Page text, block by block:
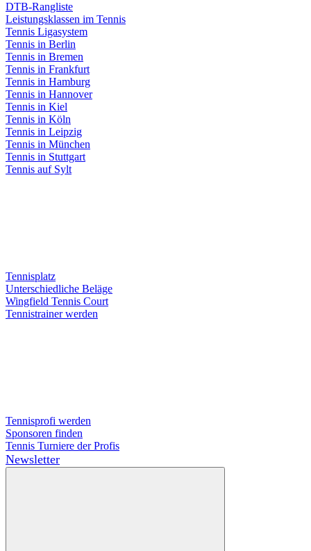
DTB-Rangliste
Leistungsklassen im Tennis
Tennis Ligasystem
Tennis in Berlin
Tennis in Bremen
Tennis in Frankfurt
Tennis in Hamburg
Tennis in Hannover
Tennis in Kiel
Tennis in Köln
Tennis in Leipzig
Tennis in München
Tennis in Stuttgart
Tennis auf Sylt
Tennisplatz
Unterschiedliche Beläge
Wingfield Tennis Court
Tennistrainer werden
Tennisprofi werden
Sponsoren finden
Tennis Turniere der Profis
Newsletter